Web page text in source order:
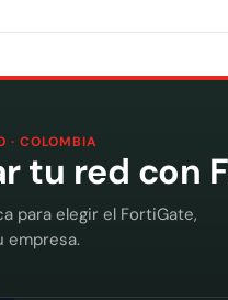
· COLOMBIA
tu red con
para elegir el FortiGate,
empresa.